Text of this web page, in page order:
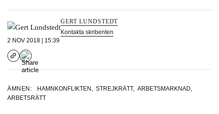
GERT LUNDSTEDT
Kontakta skribenten
2 NOV 2018 | 15:39
ÄMNEN: HAMNKONFLIKTEN , STREJKRÄTT, ARBETSMARKNAD,
ARBETSRÄTT